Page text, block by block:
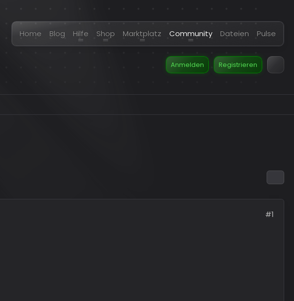
Home Blog Hilfe Shop Marktplatz Community Dateien Pulse
Anmelden Registrieren
#1